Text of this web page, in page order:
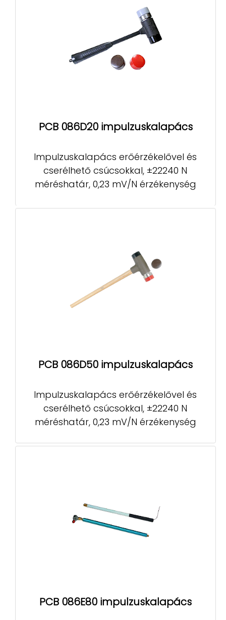
PCB 086D20 impulzuskalapács
Impulzuskalapács erőérzékelővel és
cserélhető csúcsokkal, ±22240 N
méréshatár, 0,23 mV/N érzékenység
PCB 086D50 impulzuskalapács
Impulzuskalapács erőérzékelővel és
cserélhető csúcsokkal, ±22240 N
méréshatár, 0,23 mV/N érzékenység
PCB 086E80 impulzuskalapács